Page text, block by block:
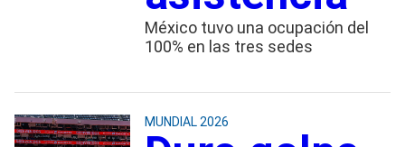
México tuvo una ocupación del
100% en las tres sedes
MUNDIAL 2026